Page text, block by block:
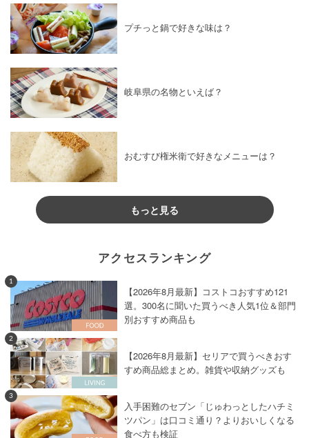
プチっと鍋で好きな味は？
岐阜県の名物といえば？
おむすび権米衛で好きなメニューは？
もっと見る
アクセスランキング
1
【2026年8月最新】コストコおすすめ121
選。300名に聞いた買うべき人気1位＆部門
別おすすめ商品も
2
【2026年8月最新】セリアで買うべきおす
すめ商品総まとめ。雑貨や収納グッズも
3
入手困難のセブン「じゅわっとしたハチミ
ツパン」は口コミ通り？よりおいしくなる
食べ方も検証